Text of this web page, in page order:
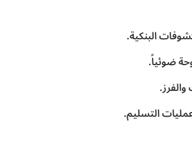
البنكية.
ضوئياً.
التسليم.